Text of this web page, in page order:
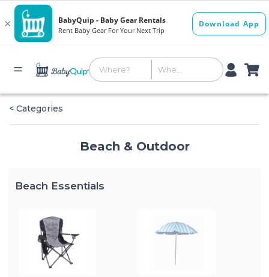
< Categories
Beach & Outdoor
Beach Essentials